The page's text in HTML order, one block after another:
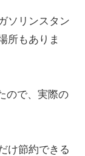
ソリンスタン
所もありま
ので、実際の
け節約できる